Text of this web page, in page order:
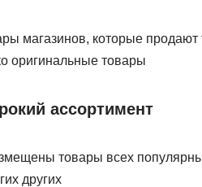
магазинов, которые продают
оригинальные товары
ассортимент
товары всех
других